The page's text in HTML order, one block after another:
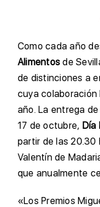
Como cada año
Alimentosde
de distinciones a
cuya
año. La entrega
17 de octubre, Día
partir de las 20.30
Valentín de
que anualmente
«Los Premios